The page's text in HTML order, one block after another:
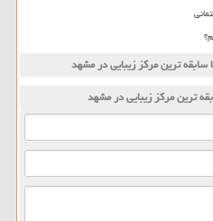
سابقه ترین مركز زیبایی در مشهد
ترین مركز زیبایی در مشهد